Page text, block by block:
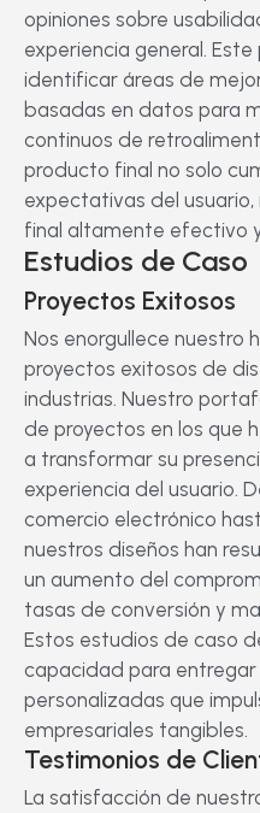
opiniones sobre
experiencia general.
identificar áreas de
basadas en datos para
continuos de
producto final no solo
expectativas del
final altamente efectivo
Estudios de Caso
Proyectos Exitosos
Nos enorgullece nuestro
proyectos exitosos de
industrias. Nuestro
de proyectos en los que
a transformar su
experiencia del usuario.
comercio electrónico
nuestros diseños han
un aumento del
tasas de conversión y
Estos estudios de caso
capacidad para entregar
personalizadas que
empresariales tangibles.
Testimonios de
La satisfacción de